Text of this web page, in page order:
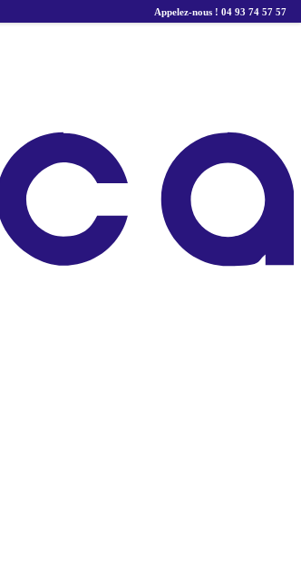
Appelez-nous ! 04 93 74 57 57